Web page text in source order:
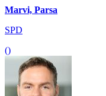
Marvi, Parsa
SPD
()